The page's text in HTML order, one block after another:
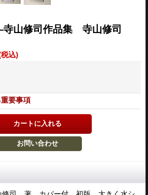
寺山修司作品集 寺山修司
込)
要事項